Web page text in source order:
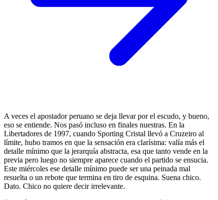
A veces el apostador peruano se deja llevar por el escudo, y bueno,
eso se entiende. Nos pasó incluso en finales nuestras. En la
Libertadores de 1997, cuando Sporting Cristal llevó a Cruzeiro al
límite, hubo tramos en que la sensación era clarísima: valía más el
detalle mínimo que la jerarquía abstracta, esa que tanto vende en la
previa pero luego no siempre aparece cuando el partido se ensucia.
Este miércoles ese detalle mínimo puede ser una peinada mal
resuelta o un rebote que termina en tiro de esquina. Suena chico.
Dato. Chico no quiere decir irrelevante.